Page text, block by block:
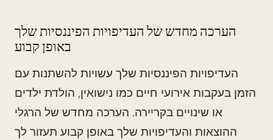
הערכה מחדש של העדיפויות הפיננסיות שלך
באופן קבוע
העדיפויות הפיננסיות שלך עשויות להשתנות עם
הזמן בעקבות אירועי חיים כמו נישואין, הולדת ילדים
או שינויים בקריירה. הערכה מחדש של הרגלי
ההוצאות והעדיפויות שלך באופן קבוע תעזור לך